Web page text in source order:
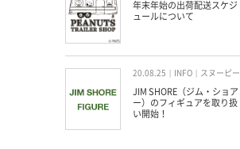
年末年始の出荷配送スケジ
ュールについて
20.08.25 INFO スヌーピー
JIM SHORE（ジム・ショア
ー）のフィギュアを取り扱
い開始！